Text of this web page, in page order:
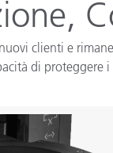
clienti e
di